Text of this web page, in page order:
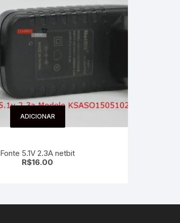
ADICIONAR
Fonte 5.1V 2.3A netbit
R$16.00